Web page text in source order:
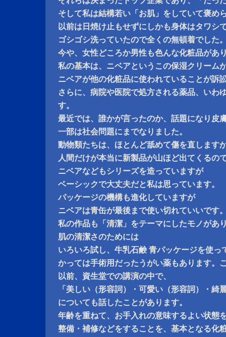
そして私は結構若い「お肌」をしていて褒め
以前は日焼け止もせずにしかも身体はタワシ
ゴシゴシ洗っていたので全くの無頓着でした
今や、女性どころか男性も色んな化粧品があ
私の基本は、ニベアというこの保湿クリーム
ニベアが他の化粧品に使われていることが訴
さらに、病院や医院で処方される薬品、いわ
す。
最近では、誰かが言ったのか、話題になり皮
一部は社会問題にまでなりました。
動物類たちは、ほとんど舐めて傷を直します
人間だけが本当に新製品が山ほど出てくるの
ニベアなどもシリーズを造っていますが
ベーシックで大丈夫だと私は思っています。
パッケージの機構も進化していますが
ニベアは青缶が最後まで使い切れていいです
私の作品も「清潔」をテーマにしたモノがあ
肌の清潔さのためには
いろいろ試し、牛乳石鹸 青パッケージを使っ
かっては手術用だったうがい薬もあります。
以前、資生堂での講演の中で、
「美しい（形容詞）・可愛い（形容詞）・綺
についても話したことがあります。
年齢を重ねて、お手入れの意味するよい状態
整備・補修などをすることを、基本となる化